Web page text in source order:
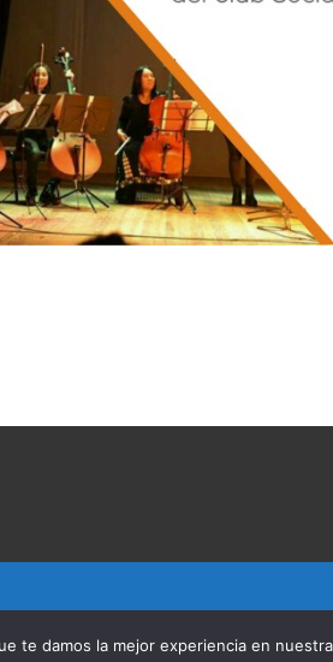
te damos la mejor experiencia en